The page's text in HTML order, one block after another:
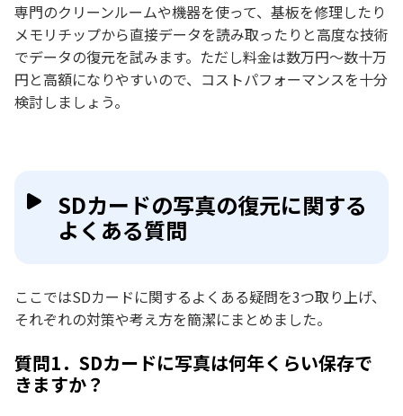
専門のクリーンルームや機器を使って、基板を修理したり
メモリチップから直接データを読み取ったりと高度な技術
でデータの復元を試みます。ただし料金は数万円〜数十万
円と高額になりやすいので、コストパフォーマンスを十分
検討しましょう。
SDカードの写真の復元に関する
よくある質問
ここではSDカードに関するよくある疑問を3つ取り上げ、
それぞれの対策や考え方を簡潔にまとめました。
質問1．SDカードに写真は何年くらい保存で
きますか？